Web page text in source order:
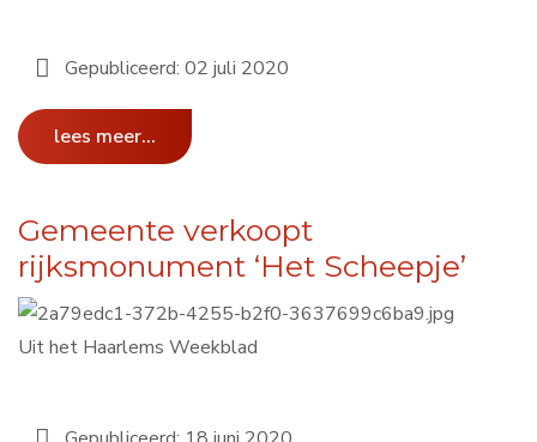
Gepubliceerd: 02 juli 2020
lees meer...
Gemeente verkoopt
rijksmonument ‘Het Scheepje’
Uit het Haarlems Weekblad